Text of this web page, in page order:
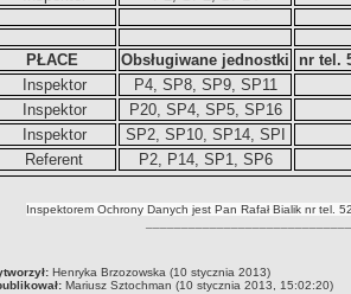
PŁACE Obsługiwane jednostki
nr tel.
Inspektor
P4, SP8, SP9, SP11
Inspektor
P20, SP4, SP5, SP16
Inspektor
SP2, SP10, SP14, SPI
Referent
P2, P14, SP1, SP6
Inspektorem Ochrony Danych jest Pan Rafał Bialik nr tel.
Henryka Brzozowska (10 stycznia 2013)
Mariusz Sztochman (10 stycznia 2013, 15:02:20)